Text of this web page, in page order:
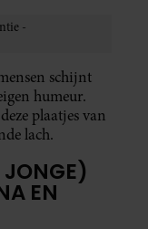
schijnt
humeur.
plaatjes van
lach.
JONGE)
EN